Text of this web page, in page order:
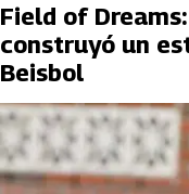
Field of
construyó un
Beisbol